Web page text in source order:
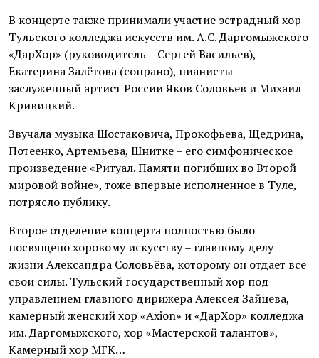
В концерте также принимали участие эстрадный хор
Тульского колледжа искусств им. А.С. Даргомыжского
«ДарХор» (руководитель – Сергей Васильев),
Екатерина Залётова (сопрано), пианисты -
заслуженный артист России Яков Соловьев и Михаил
Кривицкий.
Звучала музыка Шостаковича, Прокофьева, Щедрина,
Потеенко, Артемьева, Шнитке – его симфоническое
произведение «Ритуал. Памяти погибших во Второй
мировой войне», тоже впервые исполненное в Туле,
потрясло публику.
Второе отделение концерта полностью было
посвящено хоровому искусству – главному делу
жизни Александра Соловьёва, которому он отдает все
свои силы. Тульский государственный хор под
управлением главного дирижера Алексея Зайцева,
камерный женский хор «Axion» и «ДарХор» колледжа
им. Даргомыжского, хор «Мастерской талантов»,
Камерный хор МГК…